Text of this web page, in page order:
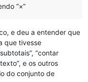
“×”
e deu a entender que
que tivesse
“contar
e os outros
do conjunto de